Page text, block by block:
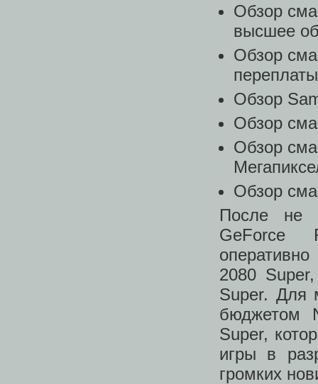
Обзор
высшее
Обзор
Обзор
Обзор
Обзор
Обзор
После не
GeForce
2080
Super. Для
бюджетом
Super,
игры в
громких